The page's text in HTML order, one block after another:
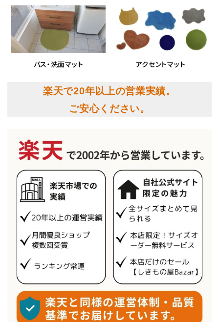
バス・洗面マット アクセントマット
楽天で20年以上の営業実績。
ご安心ください。